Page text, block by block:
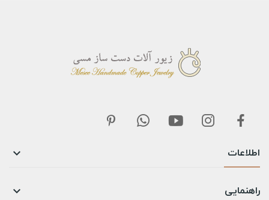
اطلاعات 
راهنمایی 